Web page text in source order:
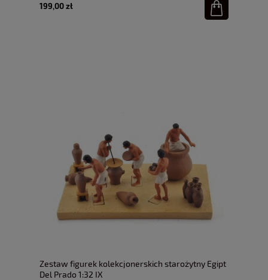
199,00 zł
Zestaw figurek kolekcjonerskich starożytny Egipt
Del Prado 1:32 IX